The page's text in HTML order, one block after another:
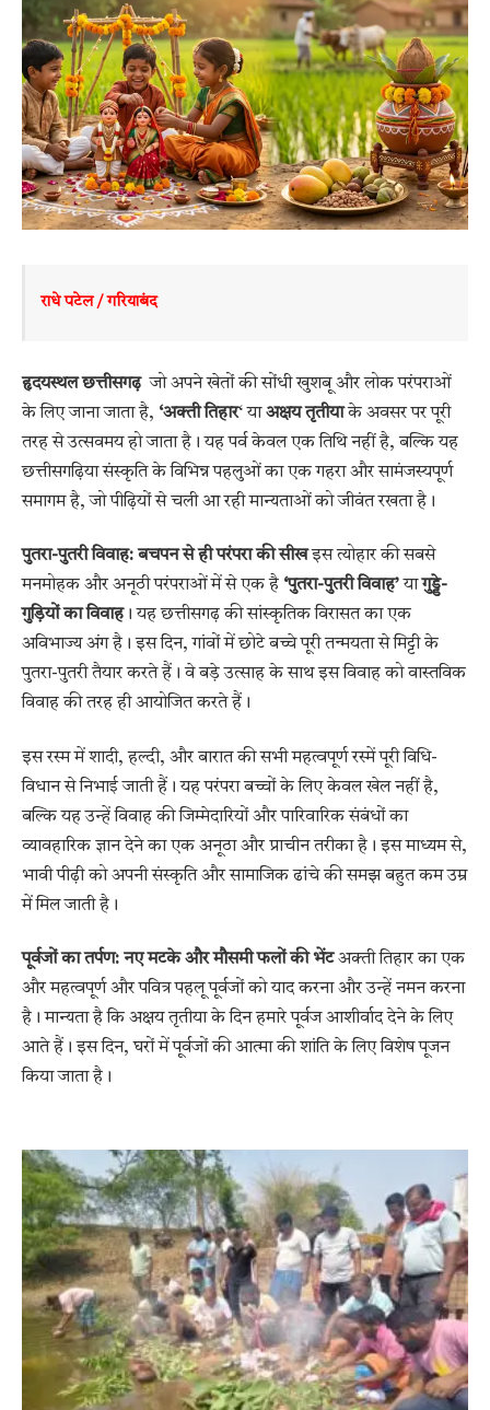
राधे पटेल / गरियाबंद
हृदयस्थल छत्तीसगढ़जो अपने खेतों की सोंधी खुशबू और लोक परंपराओं
के लिए जाना जाता है, ‘अक्ती तिहार‘ याअक्षय तृतीयाके अवसर पर पूरी
तरह से उत्सवमय हो जाता है। यह पर्व केवल एक तिथि नहीं है, बल्कि यह
छत्तीसगढ़िया संस्कृति के विभिन्न पहलुओं का एक गहरा और सामंजस्यपूर्ण
समागम है, जो पीढ़ियों से चली आ रही मान्यताओं को जीवंत रखता है।
पुतरा-पुतरी विवाह: बचपन से ही परंपरा की सीखइस त्योहार की सबसे
मनमोहक और अनूठी परंपराओं में से एक है ‘पुतरा-पुतरी विवाह’यागुड्डे-
गुड़ियों का विवाह। यह छत्तीसगढ़ की सांस्कृतिक विरासत का एक
अविभाज्य अंग है। इस दिन, गांवों में छोटे बच्चे पूरी तन्मयता से मिट्टी के
पुतरा-पुतरी तैयार करते हैं। वे बड़े उत्साह के साथ इस विवाह को वास्तविक
विवाह की तरह ही आयोजित करते हैं।
इस रस्म में शादी, हल्दी, और बारात की सभी महत्वपूर्ण रस्में पूरी विधि-
विधान से निभाई जाती हैं। यह परंपरा बच्चों के लिए केवल खेल नहीं है,
बल्कि यह उन्हें विवाह की जिम्मेदारियों और पारिवारिक संबंधों का
व्यावहारिक ज्ञान देने का एक अनूठा और प्राचीन तरीका है। इस माध्यम से,
भावी पीढ़ी को अपनी संस्कृति और सामाजिक ढांचे की समझ बहुत कम उम्र
में मिल जाती है।
पूर्वजों का तर्पण: नए मटके और मौसमी फलों की भेंटअक्ती तिहार का एक
और महत्वपूर्ण और पवित्र पहलू पूर्वजों को याद करना और उन्हें नमन करना
है। मान्यता है कि अक्षय तृतीया के दिन हमारे पूर्वज आशीर्वाद देने के लिए
आते हैं। इस दिन, घरों में पूर्वजों की आत्मा की शांति के लिए विशेष पूजन
किया जाता है।